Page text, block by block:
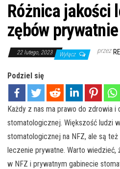
Różnica jakości
zębów
22 lutego, 2023 Wyłącz przez
Podziel się
Każdy z nas ma prawo do zdrowia i
stomatologicznej. Większość ludzi
stomatologicznej na NFZ, ale są
leczenie prywatne. Warto
w NFZ i prywatnym gabinecie